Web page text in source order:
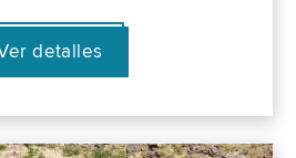
detalles